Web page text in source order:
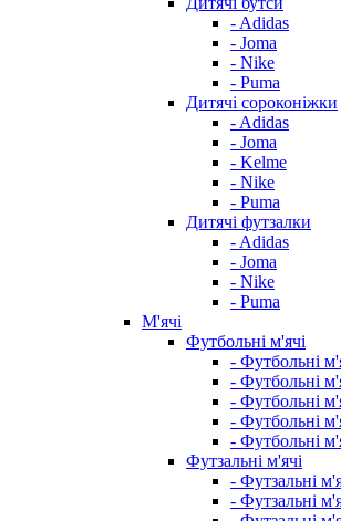
- Adidas
- Joma
- Nike
- Puma
Дитячі сороконіжки
- Adidas
- Joma
- Kelme
- Nike
- Puma
Дитячі футзалки
- Adidas
- Joma
- Nike
- Puma
М'ячі
Футбольні м'ячі
- Футбольні
- Футбольні
- Футбольні
- Футбольні
- Футбольні
Футзальні м'ячі
- Футзальні
- Футзальні